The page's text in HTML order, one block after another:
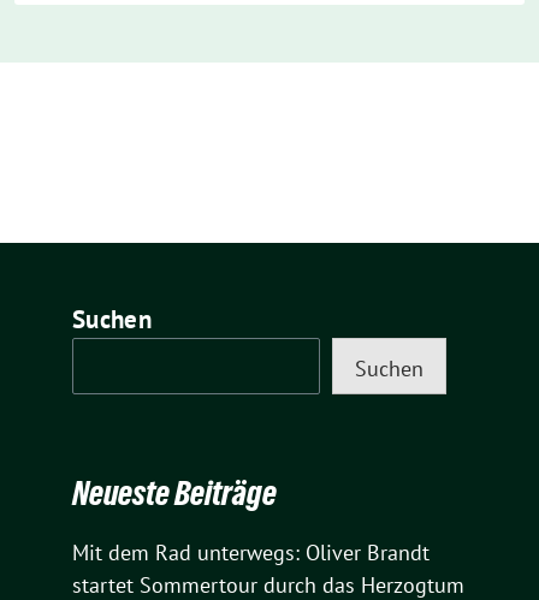
Suchen
Suchen
Neueste Beiträge
Mit dem Rad unterwegs: Oliver Brandt
startet Sommertour durch das Herzogtum